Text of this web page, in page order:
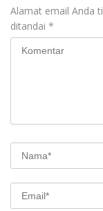
Alamat email Anda
ditandai *